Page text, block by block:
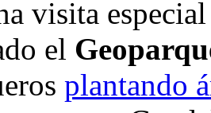
visita
el
plantando